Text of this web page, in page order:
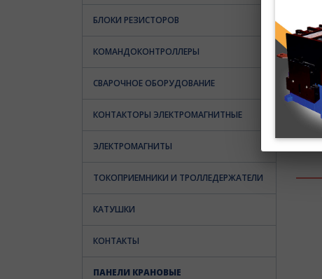
БЛОКИ РЕЗИСТОРОВ
КОМАНДОКОНТРОЛЛЕРЫ
СВАРОЧНОЕ ОБОРУДОВАНИЕ
КОНТАКТОРЫ ЭЛЕКТРОМАГНИТНЫЕ
ЭЛЕКТРОМАГНИТЫ
ТОКОПРИЕМНИКИ И ТРОЛЛЕДЕРЖАТЕЛИ
КАТУШКИ
КОНТАКТЫ
ПАНЕЛИ КРАНОВЫЕ